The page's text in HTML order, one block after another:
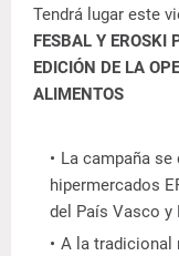
Tendrá lugar este
FESBAL Y EROSKI
EDICIÓN DE LA
ALIMENTOS
La campaña
hipermercados
del País Vasco y
A la tradicional